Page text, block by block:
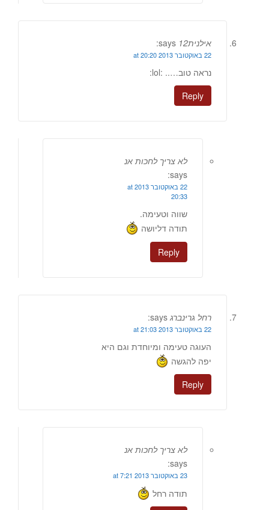
אילנית12 says:
22 באוקטובר 2013 at 20:20
נראה טוב….. :lol:
Reply
לא צריך לחכות אנ
says:
22 באוקטובר 2013 at
20:33
שווה וטעימה.
תודה דליושה
Reply
רחל גרינברג says:
22 באוקטובר 2013 at 21:03
העוגה טעימה ומיוחדת וגם היא
יפה להגשה
Reply
לא צריך לחכות אנ
says:
23 באוקטובר 2013 at 7:21
תודה רחל